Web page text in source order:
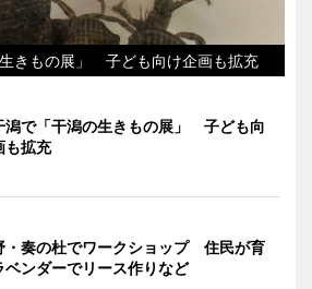
きもの展」 子ども向け企画も拡充
潟で「干潟の生きもの展」 子ども向
も拡充
・奏の杜でワークショップ 住民が育
ベンダーでリース作りなど